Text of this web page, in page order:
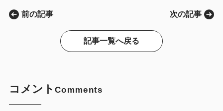
前の記事
記事一覧へ戻る
次の記事
コメント Comments